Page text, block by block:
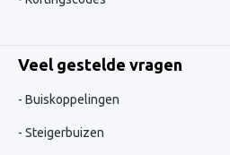
Veel gestelde vragen
Buiskoppelingen
Steigerbuizen